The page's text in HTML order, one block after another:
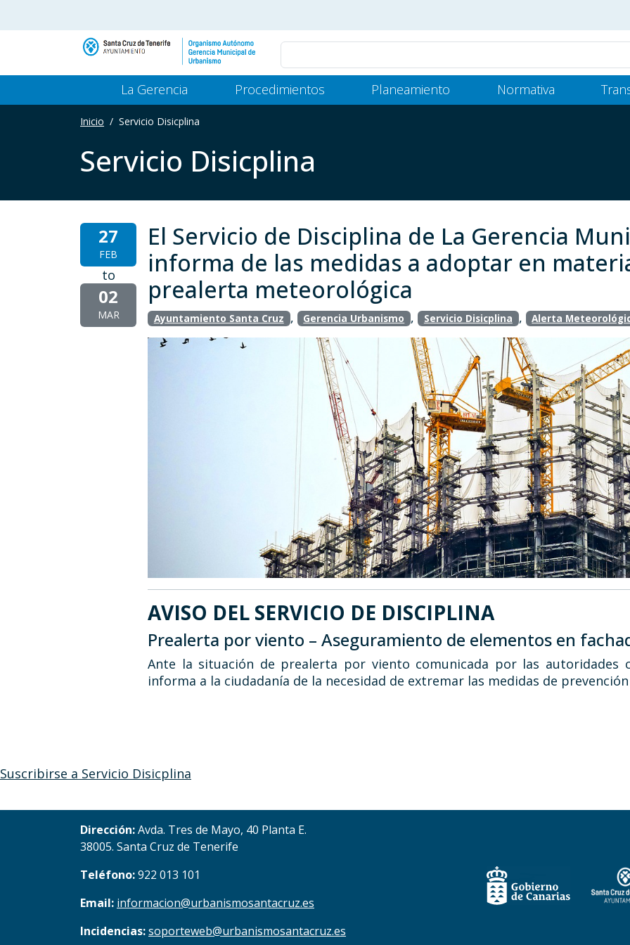
Main Menu Gerencia
La Gerencia Procedimientos Planeamiento Normativa
Inicio Servicio Disicplina
Servicio Disicplina
27
FEB
to
02
MAR
El Servicio de Disciplina de La Gerencia
informa de las medidas a adoptar en
prealerta meteorológica
Ayuntamiento Santa Cruz , Gerencia Urbanismo , Servicio Disicplina , Alerta
AVISO DEL SERVICIO DE DISCIPLINA
Prealerta por viento – Aseguramiento de elementos en
Ante la situación de prealerta por viento comunicada por las autoridades
informa a la ciudadanía de la necesidad de extremar las medidas de
Suscribirse a Servicio Disicplina
Dirección:Avda. Tres de Mayo, 40 Planta E.
38005. Santa Cruz de Tenerife
Teléfono:922 013 101
Email: informacion@urbanismosantacruz.es
Incidencias:soporteweb@urbanismosantacruz.es